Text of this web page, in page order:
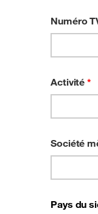
Numéro
Activité*
Société
Pays du